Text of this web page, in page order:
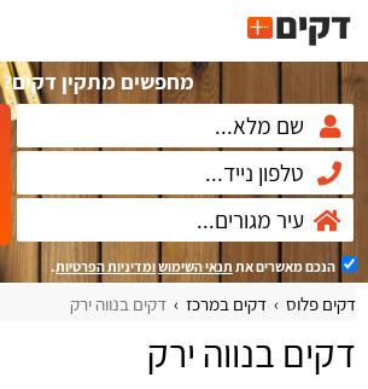
מחפשים מתקין דקים?
הנכם מאשרים את תנאי השימושומדיניות הפרטיות.
דקים פלוס דקים במרכז דקים בנווה ירק
דקים בנווה ירק